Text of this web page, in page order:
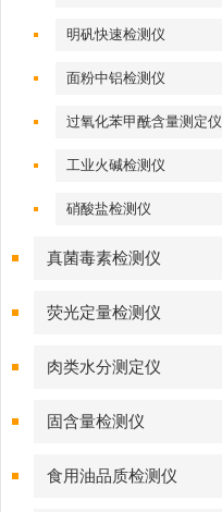
明矾快速检测仪
面粉中铝检测仪
过氧化苯甲酰含量测定仪
工业火碱检测仪
硝酸盐检测仪
真菌毒素检测仪
荧光定量检测仪
肉类水分测定仪
固含量检测仪
食用油品质检测仪